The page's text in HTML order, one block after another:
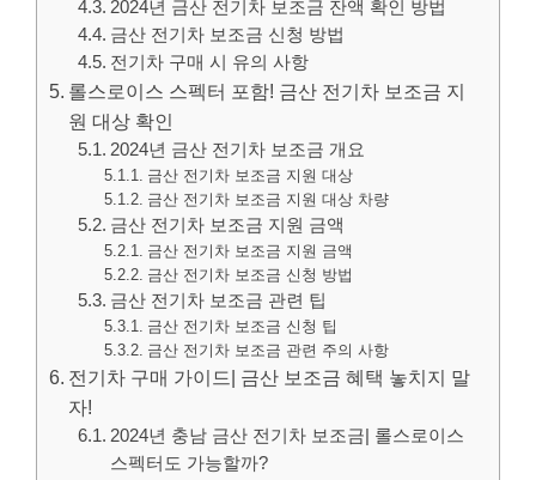
2024년 금산 전기차 보조금 잔액 확인 방법
금산 전기차 보조금 신청 방법
전기차 구매 시 유의 사항
롤스로이스 스펙터 포함! 금산 전기차 보조금 지
원 대상 확인
2024년 금산 전기차 보조금 개요
금산 전기차 보조금 지원 대상
금산 전기차 보조금 지원 대상 차량
금산 전기차 보조금 지원 금액
금산 전기차 보조금 지원 금액
금산 전기차 보조금 신청 방법
금산 전기차 보조금 관련 팁
금산 전기차 보조금 신청 팁
금산 전기차 보조금 관련 주의 사항
전기차 구매 가이드| 금산 보조금 혜택 놓치지 말
자!
2024년 충남 금산 전기차 보조금| 롤스로이스
스펙터도 가능할까?